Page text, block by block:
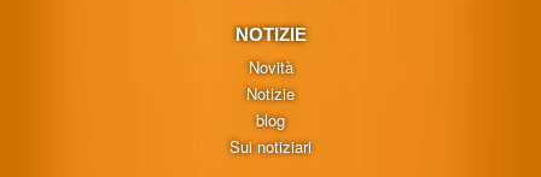
NOTIZIE
Novità
Notizie
blog
Sui notiziari